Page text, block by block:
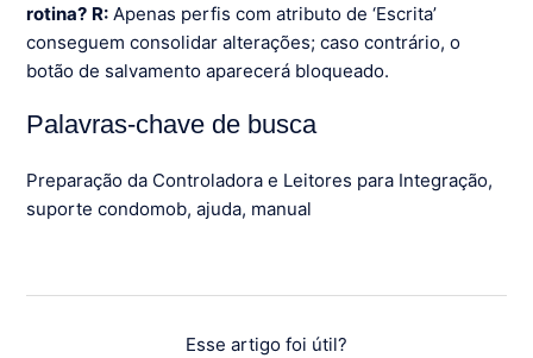
rotina? R: Apenas perfis com atributo de ‘Escrita’
conseguem consolidar alterações; caso contrário, o
botão de salvamento aparecerá bloqueado.
Palavras-chave de busca
Preparação da Controladora e Leitores para Integração,
suporte condomob, ajuda, manual
Esse artigo foi útil?